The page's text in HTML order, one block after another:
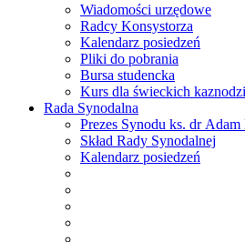
Wiadomości urzędowe
Radcy Konsystorza
Kalendarz posiedzeń
Pliki do pobrania
Bursa studencka
Kurs dla świeckich
Rada Synodalna
Prezes Synodu ks. dr Adam
Skład Rady Synodalnej
Kalendarz posiedzeń